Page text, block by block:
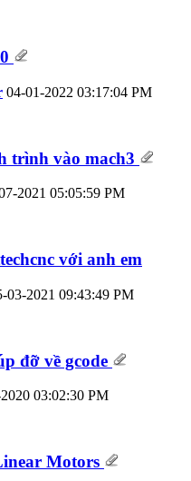
04-01-2022 03:17:04 PM
trình vào mach3
2021 05:05:59 PM
với anh em
03-2021 09:43:49 PM
đỡ về gcode
03:02:30 PM
Motors